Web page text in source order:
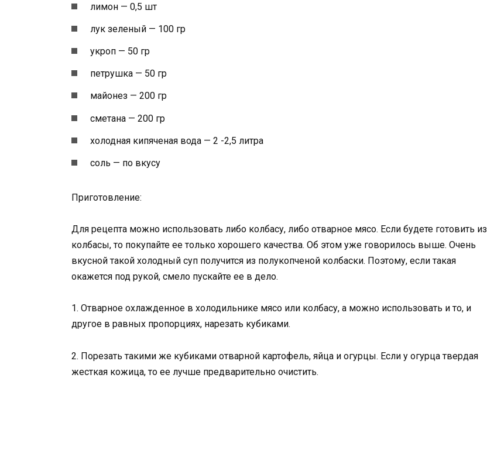
лимон — 0,5 шт
лук зеленый — 100 гр
укроп — 50 гр
петрушка — 50 гр
майонез — 200 гр
сметана — 200 гр
холодная кипяченая вода — 2 -2,5 литра
соль — по вкусу
Приготовление:
Для рецепта можно использовать либо колбасу, либо отварное мясо. Если будете готовить из
колбасы, то покупайте ее только хорошего качества. Об этом уже говорилось выше. Очень
вкусной такой холодный суп получится из полукопченой колбаски. Поэтому, если такая
окажется под рукой, смело пускайте ее в дело.
1. Отварное охлажденное в холодильнике мясо или колбасу, а можно использовать и то, и
другое в равных пропорциях, нарезать кубиками.
2. Порезать такими же кубиками отварной картофель, яйца и огурцы. Если у огурца твердая
жесткая кожица, то ее лучше предварительно очистить.